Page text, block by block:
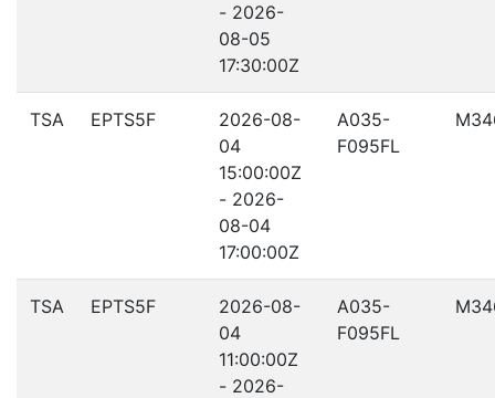
- 2026-
08-05
17:30:00Z
TSA EPTS5F
2026-08-
04
15:00:00Z
- 2026-
08-04
17:00:00Z
A035-
F095FL
TSA EPTS5F
2026-08-
04
11:00:00Z
- 2026-
A035-
F095FL